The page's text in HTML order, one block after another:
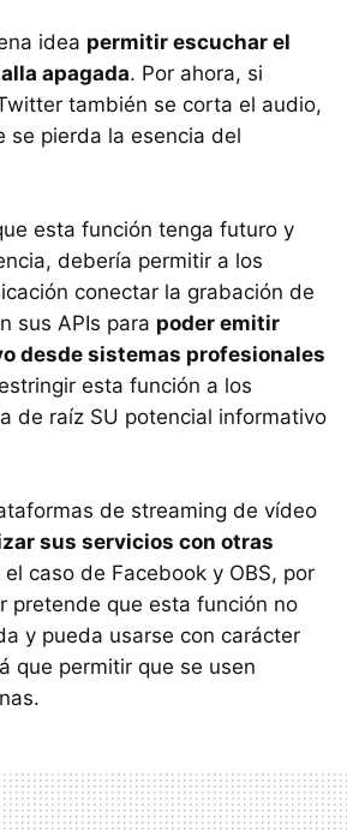
idea permitir escuchar el
apagada. Por ahora, si
también se corta el audio,
se pierda la esencia del
esta función tenga futuro y
debería permitir a los
conectar la grabación de
sus APIs para poder emitir
desde sistemas profesionales
esta función a los
de raíz SU potencial informativo
de streaming de vídeo
sus servicios con otras
el caso de Facebook y OBS, por
pretende que esta función no
y pueda usarse con carácter
que permitir que se usen